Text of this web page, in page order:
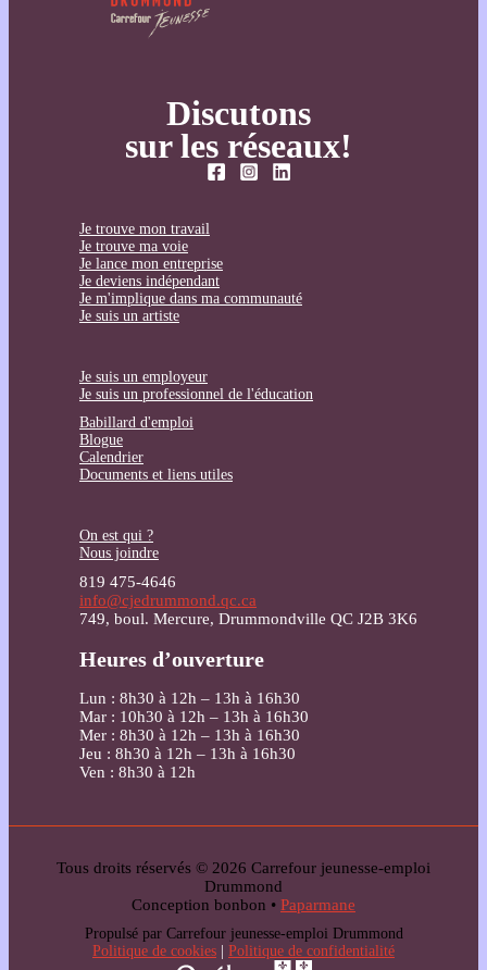
Discutons
sur les réseaux!
Je trouve mon travail
Je trouve ma voie
Je lance mon entreprise
Je deviens indépendant
Je m'implique dans ma communauté
Je suis un artiste
Je suis un employeur
Je suis un professionnel de l'éducation
Babillard d'emploi
Blogue
Calendrier
Documents et liens utiles
On est qui ?
Nous joindre
819 475-4646
info@cjedrummond.qc.ca
749, boul. Mercure, Drummondville QC J2B 3K6
Heures d’ouverture
Lun : 8h30 à 12h – 13h à 16h30
Mar : 10h30 à 12h – 13h à 16h30
Mer : 8h30 à 12h – 13h à 16h30
Jeu : 8h30 à 12h – 13h à 16h30
Ven : 8h30 à 12h
Tous droits réservés © 2026 Carrefour jeunesse-emploi
Drummond
Conception bonbon • Paparmane
Propulsé par Carrefour jeunesse-emploi Drummond
Politique de cookies
Politique de confidentialité